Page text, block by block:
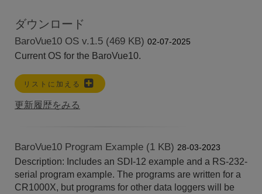
ダウンロード
BaroVue10 OS v.1.5 (469 KB) 02-07-2025
Current OS for the BaroVue10.
リストに加える
更新履歴をみる
BaroVue10 Program Example (1 KB) 28-03-2023
Description: Includes an SDI-12 example and a RS-232-
serial program example. The programs are written for a
CR1000X, but programs for other data loggers will be